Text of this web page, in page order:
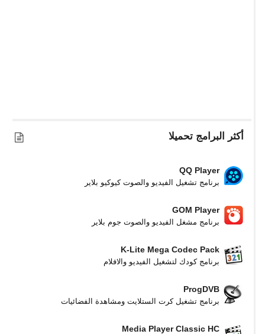
أكثر البرامج تحميلا
QQ Player
برنامج تشغيل الفيديو والصوت كيوكيو بلاير
GOM Player
برنامج مشغل الفيديو والصوت جوم بلاير
K-Lite Mega Codec Pack
برنامج كودك لتشغيل الفيديو والافلام
ProgDVB
برنامج تشغيل كرت الستلايت ومشاهدة الفضائيات
Media Player Classic HC